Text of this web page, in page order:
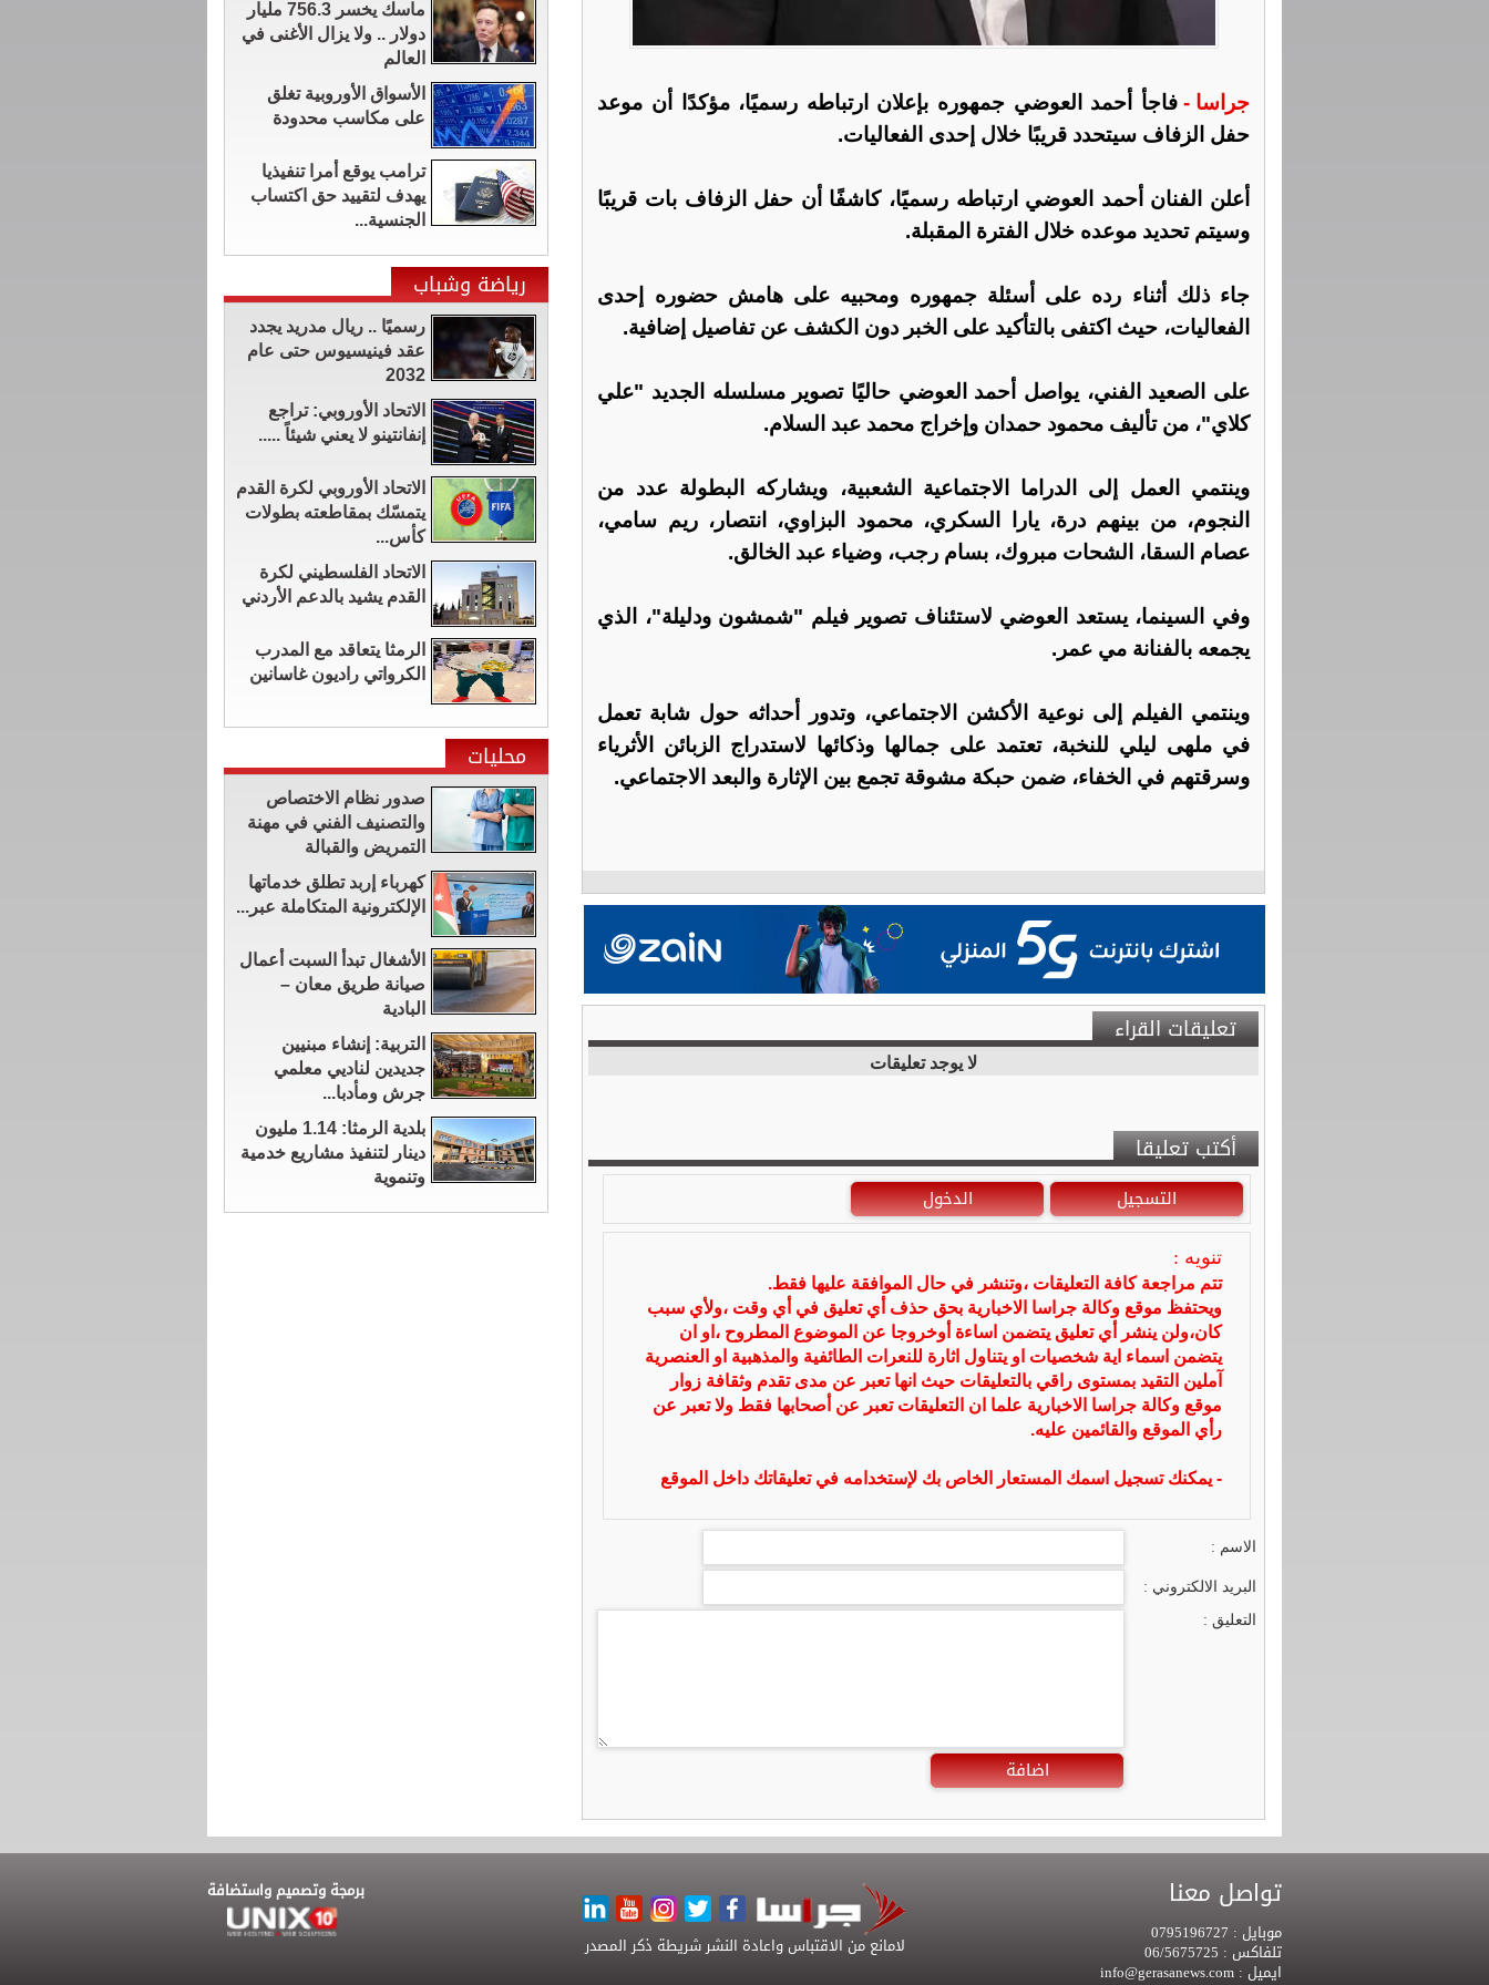
جراسا - فاجأ أحمد العوضي جمهوره بإعلان ارتباطه رسميًا، مؤكدًا أن موعد
حفل الزفاف سيتحدد قريبًا خلال إحدى الفعاليات.
أعلن الفنان أحمد العوضي ارتباطه رسميًا، كاشفًا أن حفل الزفاف بات قريبًا
وسيتم تحديد موعده خلال الفترة المقبلة.
جاء ذلك أثناء رده على أسئلة جمهوره ومحبيه على هامش حضوره إحدى
الفعاليات، حيث اكتفى بالتأكيد على الخبر دون الكشف عن تفاصيل إضافية.
على الصعيد الفني، يواصل أحمد العوضي حاليًا تصوير مسلسله الجديد "علي
كلاي"، من تأليف محمود حمدان وإخراج محمد عبد السلام.
وينتمي العمل إلى الدراما الاجتماعية الشعبية، ويشاركه البطولة عدد من
النجوم، من بينهم درة، يارا السكري، محمود البزاوي، انتصار، ريم سامي،
عصام السقا، الشحات مبروك، بسام رجب، وضياء عبد الخالق.
وفي السينما، يستعد العوضي لاستئناف تصوير فيلم "شمشون ودليلة"، الذي
يجمعه بالفنانة مي عمر.
وينتمي الفيلم إلى نوعية الأكشن الاجتماعي، وتدور أحداثه حول شابة تعمل
في ملهى ليلي للنخبة، تعتمد على جمالها وذكائها لاستدراج الزبائن الأثرياء
وسرقتهم في الخفاء، ضمن حبكة مشوقة تجمع بين الإثارة والبعد الاجتماعي.
تعليقات القراء
لا يوجد تعليقات
أكتب تعليقا
التسجيل الدخول
تنويه :
تتم مراجعة كافة التعليقات ،وتنشر في حال الموافقة عليها فقط.
ويحتفظ موقع وكالة جراسا الاخبارية بحق حذف أي تعليق في أي وقت ،ولأي سبب
كان،ولن ينشر أي تعليق يتضمن اساءة أوخروجا عن الموضوع المطروح ،او ان
يتضمن اسماء اية شخصيات او يتناول اثارة للنعرات الطائفية والمذهبية او العنصرية
آملين التقيد بمستوى راقي بالتعليقات حيث انها تعبر عن مدى تقدم وثقافة زوار
موقع وكالة جراسا الاخبارية علما ان التعليقات تعبر عن أصحابها فقط ولا تعبر عن
رأي الموقع والقائمين عليه.
- يمكنك تسجيل اسمك المستعار الخاص بك لإستخدامه في تعليقاتك داخل الموقع
الاسم :
البريد الالكتروني :
التعليق :
اضافة
ماسك يخسر 756.3 مليار
دولار .. ولا يزال الأغنى في
العالم
الأسواق الأوروبية تغلق
على مكاسب محدودة
ترامب يوقع أمرا تنفيذيا
يهدف لتقييد حق اكتساب
الجنسية...
رياضة وشباب
رسميًا .. ريال مدريد يجدد
عقد فينيسيوس حتى عام
2032
الاتحاد الأوروبي: تراجع
إنفانتينو لا يعني شيئاً .....
الاتحاد الأوروبي لكرة القدم
يتمسّك بمقاطعته بطولات
كأس...
الاتحاد الفلسطيني لكرة
القدم يشيد بالدعم الأردني
الرمثا يتعاقد مع المدرب
الكرواتي راديون غاسانين
محليات
صدور نظام الاختصاص
والتصنيف الفني في مهنة
التمريض والقبالة
كهرباء إربد تطلق خدماتها
الإلكترونية المتكاملة عبر...
الأشغال تبدأ السبت أعمال
صيانة طريق معان –
البادية
التربية: إنشاء مبنيين
جديدين لناديي معلمي
جرش ومأدبا...
بلدية الرمثا: 1.14 مليون
دينار لتنفيذ مشاريع خدمية
وتنموية
تواصل معنا
موبايل :
تلفاكس :
ايميل :
لامانع من الاقتباس واعادة النشر شريطة ذكر المصدر
برمجة وتصميم واستضافة